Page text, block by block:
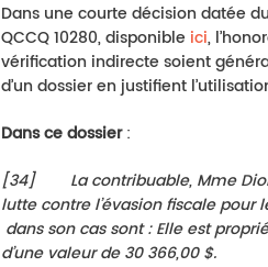
Dans une courte décision datée
QCCQ 10280, disponible ici,
vérification indirecte soient
d’un dossier en justifient
Dans ce dossier:
[34]
La contribuable, Mme
lutte contre l’évasion fiscale pour
dans son cas sont : Elle est
d’une valeur de 30 366,00 $.